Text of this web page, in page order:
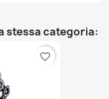
stessa categoria:
favorite_border